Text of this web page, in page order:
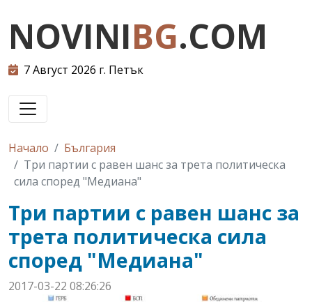
NOVINIBG.COM
7 Август 2026 г. Петък
Начало
България
Три партии с равен шанс за трета политическа
сила според "Медиана"
Три партии с равен шанс за
трета политическа сила
според "Медиана"
2017-03-22 08:26:26